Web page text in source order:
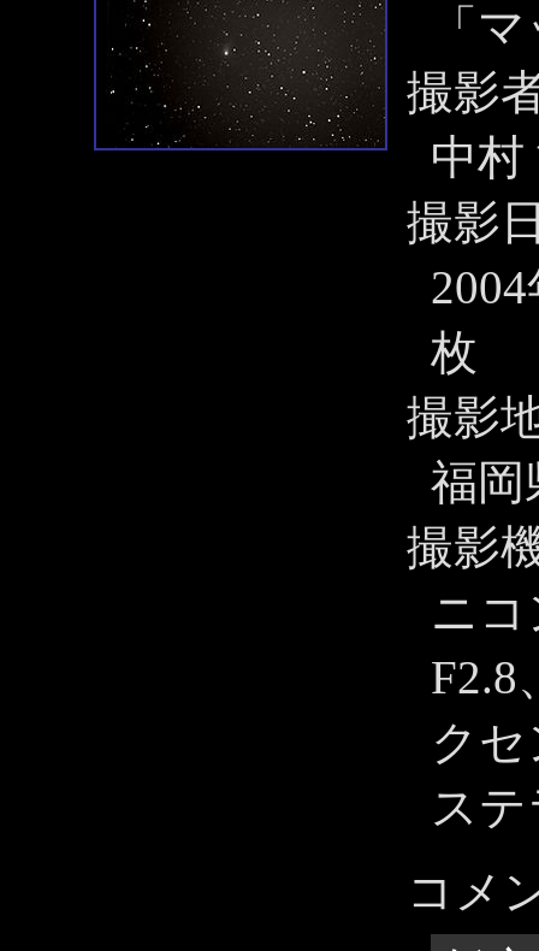
「
撮影
中村
撮影
枚
撮影
福岡
撮影
ニコ
F2.8
ク
ス
コメ